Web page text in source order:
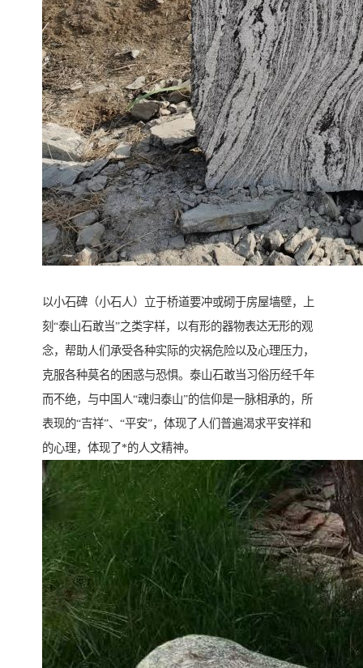
以小石碑（小石人）立于桥道要冲或砌于房屋墙壁，上
刻“泰山石敢当”之类字样，以有形的器物表达无形的观
念，帮助人们承受各种实际的灾祸危险以及心理压力，
克服各种莫名的困惑与恐惧。泰山石敢当习俗历经千年
而不绝，与中国人“魂归泰山”的信仰是一脉相承的，所
表现的“吉祥”、“平安”，体现了人们普遍渴求平安祥和
的心理，体现了*的人文精神。